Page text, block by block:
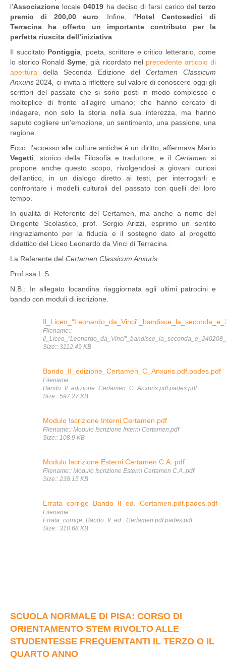
l’Associazione locale04019 ha deciso di farsi carico delterzo
premio di 200,00 euro . Infine, l’Hotel Centosedici di
Terracina
ha offerto un importante contributo per la
perfetta riuscita dell’iniziativa
Il succitato Pontiggia , poeta, scrittore e critico letterario, come
lo storico RonaldSyme , già ricordato nelprecedente articolo di
aperturadella Seconda Edizione del Certamen Classicum
Anxuris 2024 ci invita a riflettere sul valore di conoscere oggi gli
scrittori del passato che si sono posti in modo complesso e
molteplice di fronte all’agire umano; che hanno cercato di
indagare, non solo la storia nella sua interezza, ma hanno
saputo cogliere un'emozione, un sentimento, una passione, una
ragione.
Ecco, l’accesso alle culture antiche è un diritto, affermava Mario
Vegetti , storico della Filosofia e traduttore, e ilCertamensi
propone anche questo scopo, rivolgendosi a giovani curiosi
dell’antico, in un dialogo diretto ai testi, per interrogarli e
confrontare i modelli culturali del passato con quelli del loro
tempo.
In qualità di Referente del Certamen, ma anche a nome del
Dirigente Scolastico, prof. Sergio Arizzi, esprimo un sentito
ringraziamento per la fiducia e il sostegno dato al progetto
didattico del Liceo Leonardo da Vinci di Terracina.
La Referente del Certamen Classicum Anxuris
Prof.ssa L.S.
N.B.: In allegato locandina riaggiornata agli ultimi patrocini e
bando con moduli di iscrizione.
Filename::
Size:: 3112.49 KB
Bando_II_edizione_Certamen_C_Anxuris.pdf.pades.pdf
Filename::
Bando_II_edizione_Certamen_C_Anxuris.pdf.pades.pdf
Size:: 597.27 KB
Modulo Iscrizione Interni Certamen.pdf
Filename:: Modulo Iscrizione Interni Certamen.pdf
Size:: 108.9 KB
Modulo Iscrizione Esterni Certamen C.A..pdf
Filename:: Modulo Iscrizione Esterni Certamen C.A..pdf
Size:: 238.15 KB
Errata_corrige_Bando_II_ed._Certamen.pdf.pades.pdf
Filename::
Errata_corrige_Bando_II_ed._Certamen.pdf.pades.pdf
Size:: 310.68 KB
SCUOLA NORMALE DI PISA: CORSO DI
ORIENTAMENTO STEM RIVOLTO ALLE
STUDENTESSE FREQUENTANTI IL TERZO O IL
QUARTO ANNO